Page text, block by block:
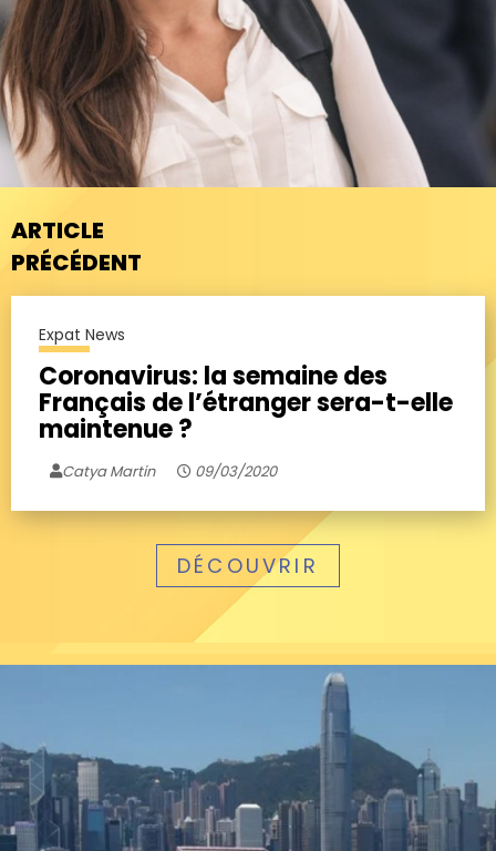
ARTICLE
PRÉCÉDENT
Expat News
Coronavirus: la semaine des
Français de l’étranger sera-t-elle
maintenue ?
Catya Martin 09/03/2020
DÉCOUVRIR